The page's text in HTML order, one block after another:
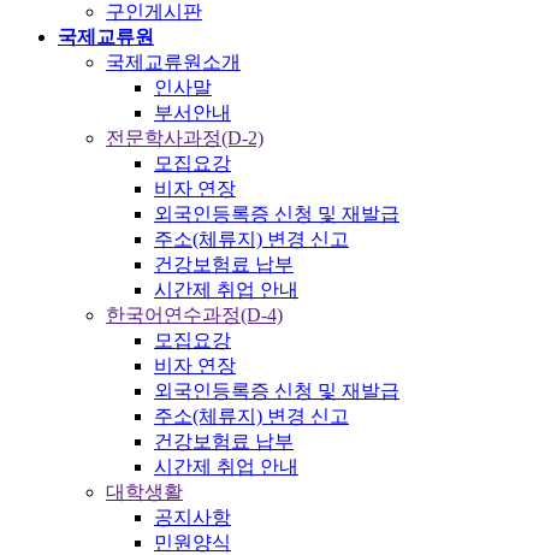
구인게시판
국제교류원
국제교류원소개
인사말
부서안내
전문학사과정(D-2)
모집요강
비자 연장
외국인등록증 신청 및 재발급
주소(체류지) 변경 신고
건강보험료 납부
시간제 취업 안내
한국어연수과정(D-4)
모집요강
비자 연장
외국인등록증 신청 및 재발급
주소(체류지) 변경 신고
건강보험료 납부
시간제 취업 안내
대학생활
공지사항
민원양식